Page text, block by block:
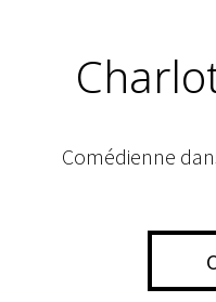
Comédienne